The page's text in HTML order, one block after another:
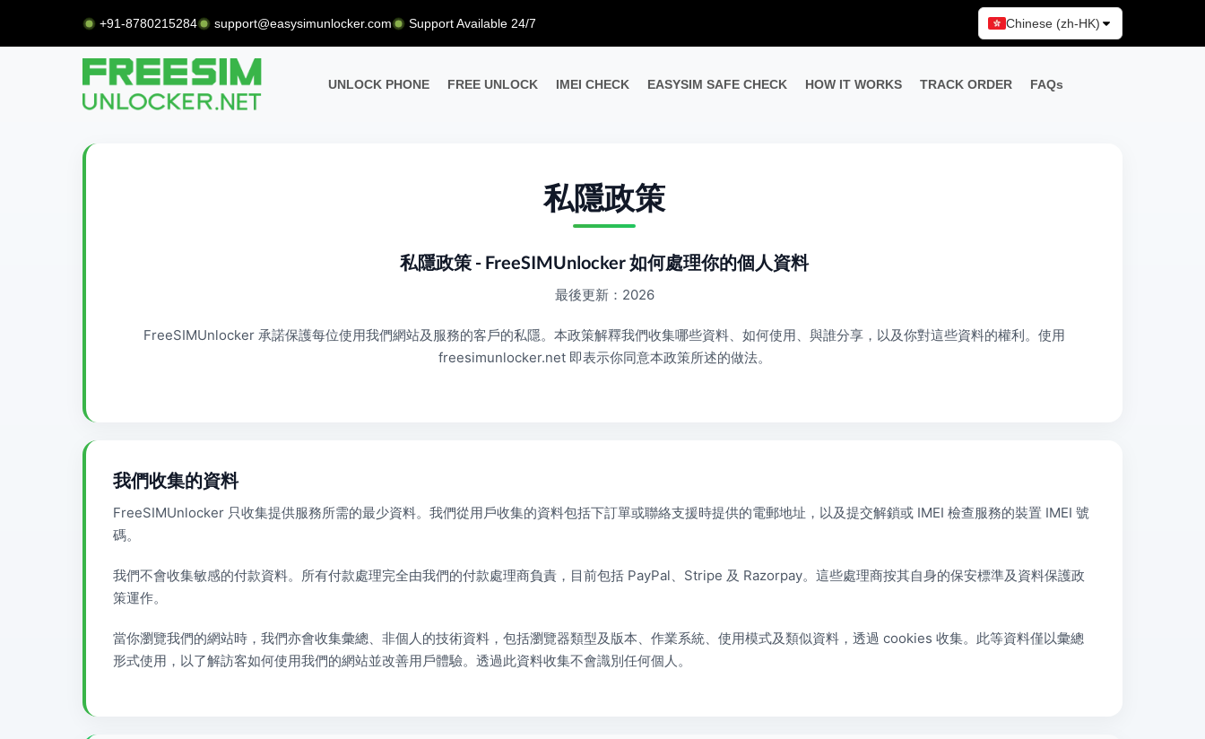
+91-8780215284 support@easysimunlocker.com Support Available 24/7 Chinese (zh-HK)
UNLOCK PHONE FREE UNLOCK IMEI CHECK EASYSIM SAFE CHECK HOW IT WORKS TRACK ORDER FAQs
私隱政策
私隱政策 - FreeSIMUnlocker 如何處理你的個人資料
最後更新：2026
FreeSIMUnlocker 承諾保護每位使用我們網站及服務的客戶的私隱。本政策解釋我們收集哪些資料、如何使用、與誰分享，以及你對這些資料的權利。使用
freesimunlocker.net 即表示你同意本政策所述的做法。
我們收集的資料
FreeSIMUnlocker 只收集提供服務所需的最少資料。我們從用戶收集的資料包括下訂單或聯絡支援時提供的電郵地址，以及提交解鎖或 IMEI 檢查服務的裝置 IMEI 號
碼。
我們不會收集敏感的付款資料。所有付款處理完全由我們的付款處理商負責，目前包括 PayPal、Stripe 及 Razorpay。這些處理商按其自身的保安標準及資料保護政
策運作。
當你瀏覽我們的網站時，我們亦會收集彙總、非個人的技術資料，包括瀏覽器類型及版本、作業系統、使用模式及類似資料，透過 cookies 收集。此等資料僅以彙總
形式使用，以了解訪客如何使用我們的網站並改善用戶體驗。透過此資料收集不會識別任何個人。